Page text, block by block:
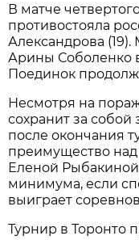
В матче
противостояла
Александрова
Арины Соболенко в
Поединок
Несмотря на
сохранит за
после окончания
преимущество
Еленой Рыбакиной
минимума, если
выиграет
Турнир в Торонто